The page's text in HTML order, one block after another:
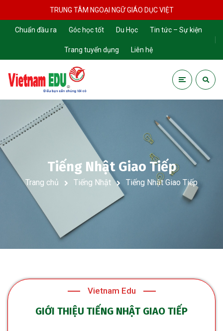
TRUNG TÂM NGOẠI NGỮ GIÁO DỤC VIỆT
Chuẩn đầu ra Góc học tốt Du Học Tin tức – Sự kiện
Trang tuyển dụng Liên hệ
Tiếng Nhật Giao Tiếp
Trang chủ Tiếng Nhật Tiếng Nhật Giao Tiếp
Vietnam Edu
GIỚI THIỆU TIẾNG NHẬT GIAO TIẾP